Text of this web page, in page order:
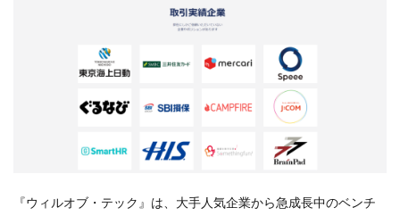
『ウィルオブ・テック』は、大手人気企業から急成長中のベンチ